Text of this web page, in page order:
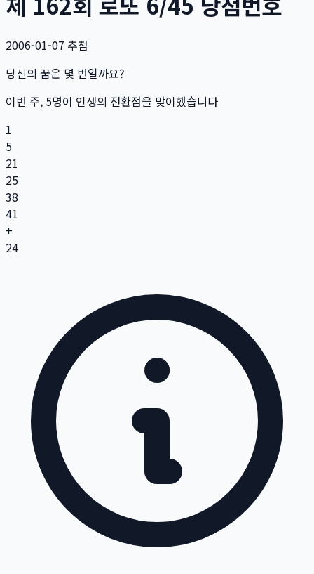
2006-01-07 추첨
당신의 꿈은 몇 번일까요?
이번 주, 5명이 인생의 전환점을 맞이했습니다
1
5
21
25
38
41
+
24